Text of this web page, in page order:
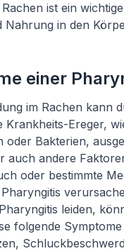
ist ein
Nahrung in den
einer
im Rachen kann
Krankheits-Ereger,
oder Bakterien,
auch andere
oder bestimmte
leiden,
folgende